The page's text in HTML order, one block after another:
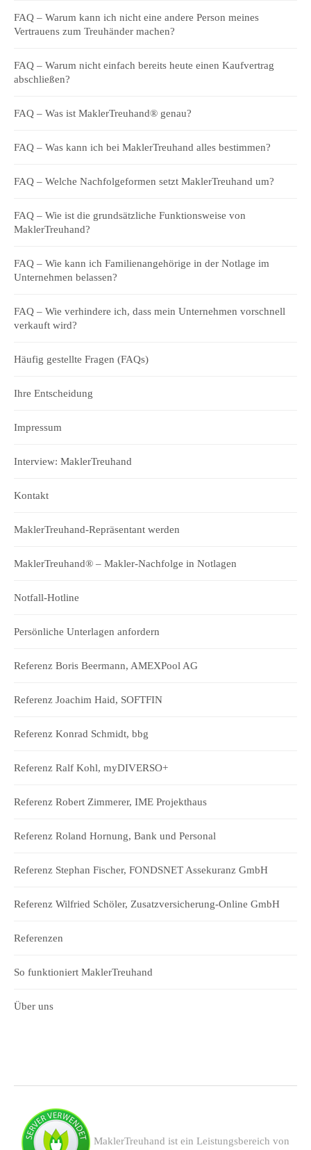
FAQ – Warum kann ich nicht eine andere Person meines
Vertrauens zum Treuhänder machen?
FAQ – Warum nicht einfach bereits heute einen Kaufvertrag
abschließen?
FAQ – Was ist MaklerTreuhand® genau?
FAQ – Was kann ich bei MaklerTreuhand alles bestimmen?
FAQ – Welche Nachfolgeformen setzt MaklerTreuhand um?
FAQ – Wie ist die grundsätzliche Funktionsweise von
MaklerTreuhand?
FAQ – Wie kann ich Familienangehörige in der Notlage im
Unternehmen belassen?
FAQ – Wie verhindere ich, dass mein Unternehmen vorschnell
verkauft wird?
Häufig gestellte Fragen (FAQs)
Ihre Entscheidung
Impressum
Interview: MaklerTreuhand
Kontakt
MaklerTreuhand-Repräsentant werden
MaklerTreuhand® – Makler-Nachfolge in Notlagen
Notfall-Hotline
Persönliche Unterlagen anfordern
Referenz Boris Beermann, AMEXPool AG
Referenz Joachim Haid, SOFTFIN
Referenz Konrad Schmidt, bbg
Referenz Ralf Kohl, myDIVERSO+
Referenz Robert Zimmerer, IME Projekthaus
Referenz Roland Hornung, Bank und Personal
Referenz Stephan Fischer, FONDSNET Assekuranz GmbH
Referenz Wilfried Schöler, Zusatzversicherung-Online GmbH
Referenzen
So funktioniert MaklerTreuhand
Über uns
MaklerTreuhand ist ein Leistungsbereich von